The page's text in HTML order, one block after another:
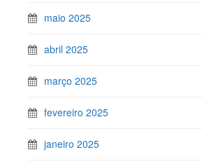
maio 2025
abril 2025
março 2025
fevereiro 2025
janeiro 2025